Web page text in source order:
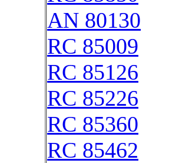
AN 80130
RC 85009
RC 85126
RC 85226
RC 85360
RC 85462